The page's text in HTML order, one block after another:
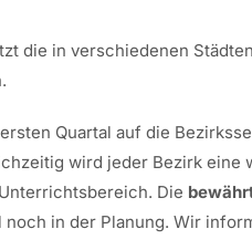
die in verschiedenen
Quartal auf die
wird jeder Bezirk
Die
in der Planung. Wir